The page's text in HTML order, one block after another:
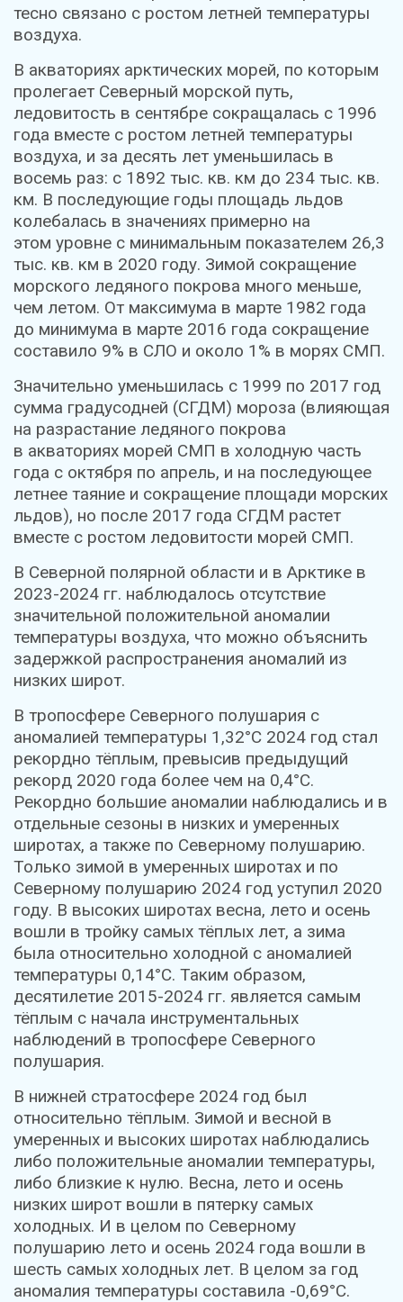
тесно связано с ростом летней температуры
воздуха.
В акваториях арктических морей, по которым
пролегает Северный морской путь,
ледовитость в сентябре сокращалась с 1996
года вместе с ростом летней температуры
воздуха, и за десять лет уменьшилась в
восемь раз: с 1892 тыс. кв. км до 234 тыс. кв.
км. В последующие годы площадь льдов
колебалась в значениях примерно на
этом уровне с минимальным показателем 26,3
тыс. кв. км в 2020 году. Зимой сокращение
морского ледяного покрова много меньше,
чем летом. От максимума в марте 1982 года
до минимума в марте 2016 года сокращение
составило 9% в СЛО и около 1% в морях СМП.
Значительно уменьшилась с 1999 по 2017 год
сумма градусодней (СГДМ) мороза (влияющая
на разрастание ледяного покрова
в акваториях морей СМП в холодную часть
года с октября по апрель, и на последующее
летнее таяние и сокращение площади морских
льдов), но после 2017 года СГДМ растет
вместе с ростом ледовитости морей СМП.
В Северной полярной области и в Арктике в
2023-2024 гг. наблюдалось отсутствие
значительной положительной аномалии
температуры воздуха, что можно объяснить
задержкой распространения аномалий из
низких широт.
В тропосфере Северного полушария с
аномалией температуры 1,32°С 2024 год стал
рекордно тёплым, превысив предыдущий
рекорд 2020 года более чем на 0,4°С.
Рекордно большие аномалии наблюдались и в
отдельные сезоны в низких и умеренных
широтах, а также по Северному полушарию.
Только зимой в умеренных широтах и по
Северному полушарию 2024 год уступил 2020
году. В высоких широтах весна, лето и осень
вошли в тройку самых тёплых лет, а зима
была относительно холодной с аномалией
температуры 0,14°С. Таким образом,
десятилетие 2015-2024 гг. является самым
тёплым с начала инструментальных
наблюдений в тропосфере Северного
полушария.
В нижней стратосфере 2024 год был
относительно тёплым. Зимой и весной в
умеренных и высоких широтах наблюдались
либо положительные аномалии температуры,
либо близкие к нулю. Весна, лето и осень
низких широт вошли в пятерку самых
холодных. И в целом по Северному
полушарию лето и осень 2024 года вошли в
шесть самых холодных лет. В целом за год
аномалия температуры составила -0,69°С.